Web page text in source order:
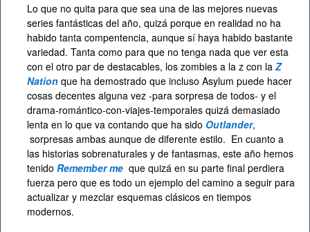
Lo que no quita para que sea una de las mejores nuevas
series fantásticas del año, quizá porque en realidad no ha
habido tanta compentencia, aunque sí haya habido bastante
variedad. Tanta como para que no tenga nada que ver esta
con el otro par de destacables, los zombies a la z con la Z
Nation que ha demostrado que incluso Asylum puede hacer
cosas decentes alguna vez -para sorpresa de todos- y el
drama-romántico-con-viajes-temporales quizá demasiado
lenta en lo que va contando que ha sido Outlander,
sorpresas ambas aunque de diferente estilo. En cuanto a
las historias sobrenaturales y de fantasmas, este año hemos
tenido Remember me que quizá en su parte final perdiera
fuerza pero que es todo un ejemplo del camino a seguir para
actualizar y mezclar esquemas clásicos en tiempos
modernos.